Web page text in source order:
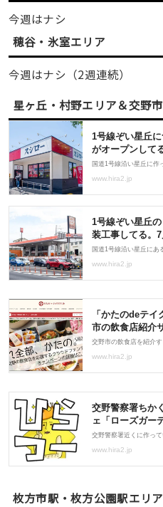
今週はナシ
穂谷・氷室エリア
今週はナシ（2週連続）
星ヶ丘・村野エリア＆交野市
枚方市駅・枚方公園駅エリア